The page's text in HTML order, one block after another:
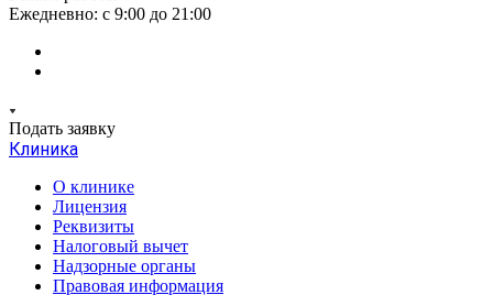
Ежедневно: с 9:00 до 21:00
Подать заявку
Клиника
О клинике
Лицензия
Реквизиты
Налоговый вычет
Надзорные органы
Правовая информация